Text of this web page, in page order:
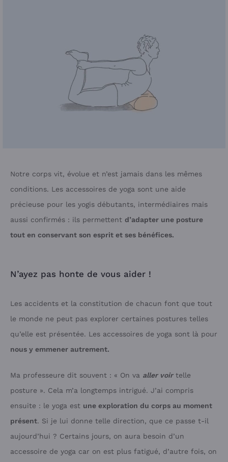
Notre corps vit, évolue et n’est jamais dans les mêmes
conditions. Les accessoires de yoga sont une aide
précieuse pour les yogis débutants, intermédiaires mais
aussi confirmés : ils permettent d’adapter une posture
tout en conservant son esprit et ses bénéfices.
N’ayez pas honte de vous aider !
Les accidents et la constitution de chacun font que tout
le monde ne peut pas explorer certaines postures telles
qu’elle est présentée. Les accessoires de yoga sont là pour
nous y emmener autrement.
Ma professeure dit souvent : « On va aller voirtelle
posture ». Cela m’a longtemps intrigué. J’ai compris
ensuite : le yoga est une exploration du corps au moment
présent. Si je lui donne telle direction, que ce passe t-il
aujourd’hui ? Certains jours, on aura besoin d’un
accessoire de yoga car on est plus fatigué, d’autre fois, on